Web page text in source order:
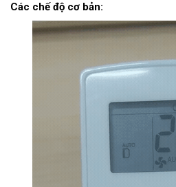
Các chế độ cơ bản: